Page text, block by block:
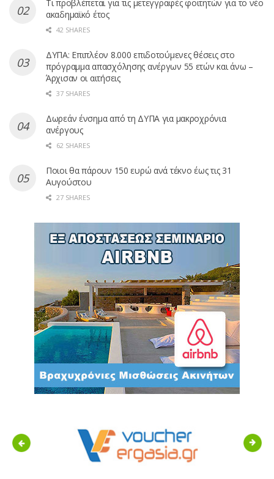
Τι προβλέπεται για τις μετεγγραφές φοιτητών για το νέο
ακαδημαϊκό έτος
42 SHARES
ΔΥΠΑ: Επιπλέον 8.000 επιδοτούμενες θέσεις στο
πρόγραμμα απασχόλησης ανέργων 55 ετών και άνω –
Άρχισαν οι αιτήσεις
37 SHARES
Δωρεάν ένσημα από τη ΔΥΠΑ για μακροχρόνια
ανέργους
62 SHARES
Ποιοι θα πάρουν 150 ευρώ ανά τέκνο έως τις 31
Αυγούστου
27 SHARES
Previous Next